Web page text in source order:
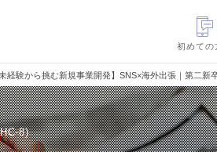
初めての
未経験から挑む新規事業開発】SNS×海外出張｜第二新
8